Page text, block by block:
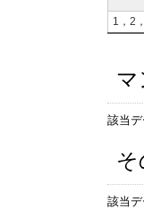
1，2
マ
該当デ
そ
該当デ